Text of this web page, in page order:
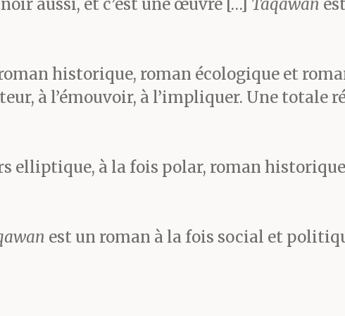
lancent à leur poursuite.
des garçons répond : «
pilier, c’est beaucoup
et étroit sous la
cents mètres de tension.
entend les policiers
aussi, et c’est une œuvre […] Taqawan
historique, roman écologique et
à l’émouvoir, à l’impliquer. Une totale
elliptique, à la fois polar, roman
est un roman à la fois social et